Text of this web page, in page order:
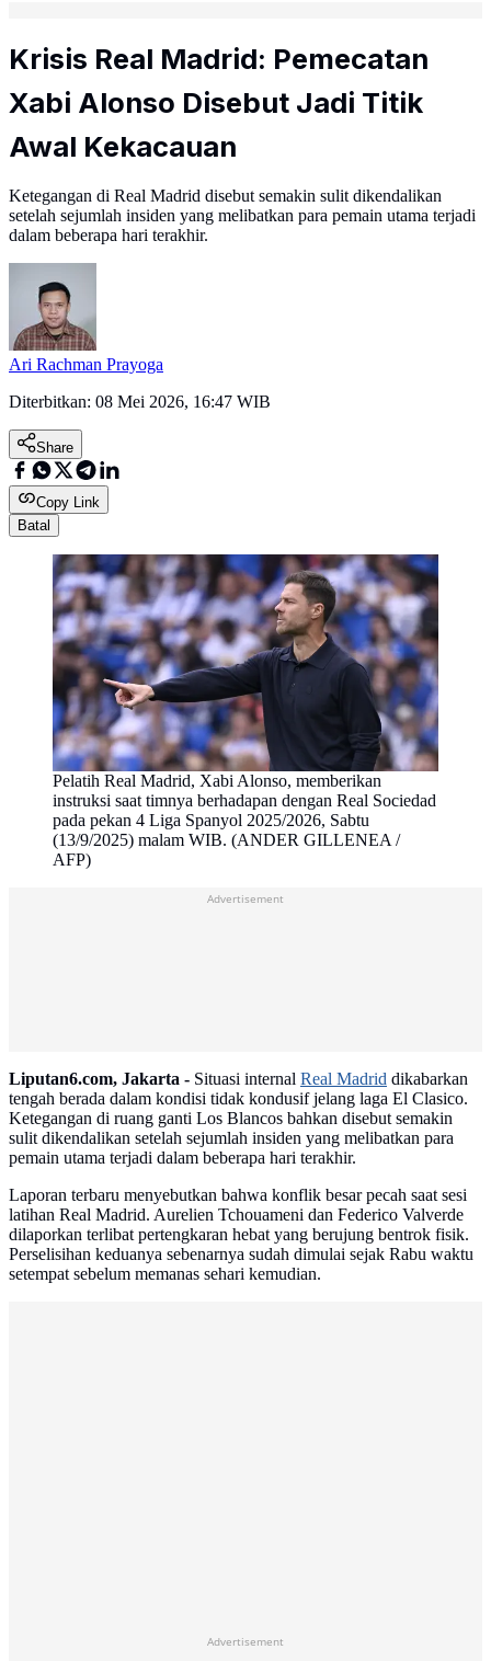
Krisis Real Madrid: Pemecatan
Xabi Alonso Disebut Jadi Titik
Awal Kekacauan
Ketegangan di Real Madrid disebut semakin sulit dikendalikan
setelah sejumlah insiden yang melibatkan para pemain utama terjadi
dalam beberapa hari terakhir.
Ari Rachman Prayoga
Diterbitkan: 08 Mei 2026, 16:47 WIB
Share
Copy Link
Batal
Pelatih Real Madrid, Xabi Alonso, memberikan
instruksi saat timnya berhadapan dengan Real Sociedad
pada pekan 4 Liga Spanyol 2025/2026, Sabtu
(13/9/2025) malam WIB. (ANDER GILLENEA /
AFP)
Advertisement
Liputan6.com, Jakarta - Situasi internal Real Madrid dikabarkan
tengah berada dalam kondisi tidak kondusif jelang laga El Clasico.
Ketegangan di ruang ganti Los Blancos bahkan disebut semakin
sulit dikendalikan setelah sejumlah insiden yang melibatkan para
pemain utama terjadi dalam beberapa hari terakhir.
Laporan terbaru menyebutkan bahwa konflik besar pecah saat sesi
latihan Real Madrid. Aurelien Tchouameni dan Federico Valverde
dilaporkan terlibat pertengkaran hebat yang berujung bentrok fisik.
Perselisihan keduanya sebenarnya sudah dimulai sejak Rabu waktu
setempat sebelum memanas sehari kemudian.
Advertisement